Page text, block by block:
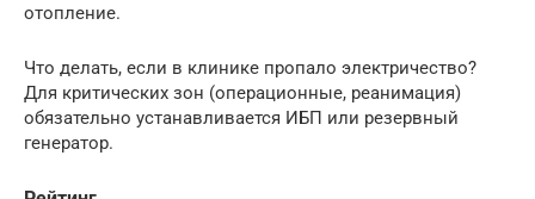
отопление.
Что делать, если в клинике пропало электричество?
Для критических зон (операционные, реанимация)
обязательно устанавливается ИБП или резервный
генератор.